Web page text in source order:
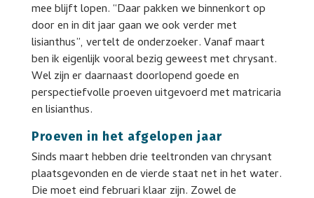
mee blijft lopen. “Daar pakken we binnenkort op
door en in dit jaar gaan we ook verder met
lisianthus”, vertelt de onderzoeker. Vanaf maart
ben ik eigenlijk vooral bezig geweest met chrysant.
Wel zijn er daarnaast doorlopend goede en
perspectiefvolle proeven uitgevoerd met matricaria
en lisianthus.
Proeven in het afgelopen jaar
Sinds maart hebben drie teeltronden van chrysant
plaatsgevonden en de vierde staat net in het water.
Die moet eind februari klaar zijn. Zowel de